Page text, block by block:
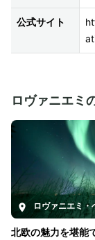
公式サイト
ロヴァニエミ
ロヴァニエミ・
北欧の魅力を堪能